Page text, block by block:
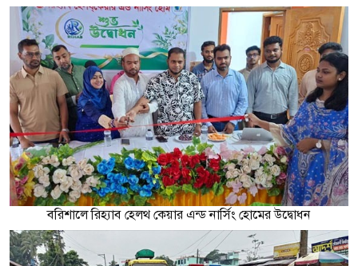
বরিশালে রিহ্যাব হেলথ কেয়ার এন্ড নার্সিং হোমের উদ্বোধন